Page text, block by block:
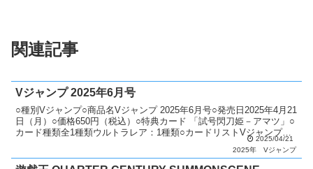
関連記事
Vジャンプ 2025年6月号
○種別Vジャンプ○商品名Vジャンプ 2025年6月号○発売日2025年4月21
日（月）○価格650円（税込）○特典カード 「試号閃刀姫－アマツ」○
カード種類全1種類ウルトラレア：1種類○カードリストVジャンプ
2025/04/21
2025年
Vジャンプ